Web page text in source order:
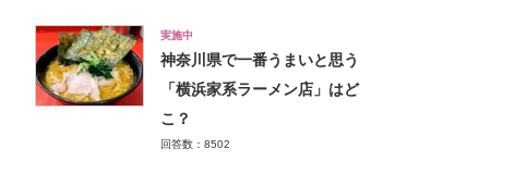
実施中
神奈川県で一番うまいと思う
「横浜家系ラーメン店」はど
こ？
回答数：8502